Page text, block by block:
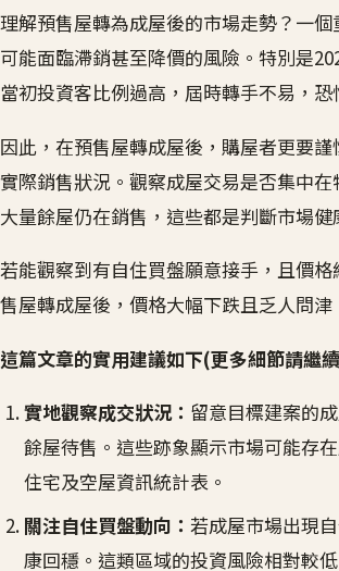
理解預售屋轉為成屋後的市場走勢？一
可能面臨滯銷甚至降價的風險。特別是
當初投資客比例過高，屆時轉手不易，
因此，在預售屋轉成屋後，購屋者更要
實際銷售狀況。觀察成屋交易是否集中
大量餘屋仍在銷售，這些都是判斷市場健
若能觀察到有自住買盤願意接手，且價
售屋轉成屋後，價格大幅下跌且乏人問
這篇文章的實用建議如下(更多細節請繼
實地觀察成交狀況： 留意目標建案的
餘屋待售。這些跡象顯示市場可能存
住宅及空屋資訊統計表。
關注自住買盤動向：若成屋市場出現
康回穩。這類區域的投資風險相對較低